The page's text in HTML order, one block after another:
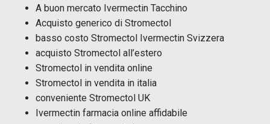
A buon mercato Ivermectin Tacchino
Acquisto generico di Stromectol
basso costo Stromectol Ivermectin Svizzera
acquisto Stromectol all’estero
Stromectol in vendita online
Stromectol in vendita in italia
conveniente Stromectol UK
Ivermectin farmacia online affidabile